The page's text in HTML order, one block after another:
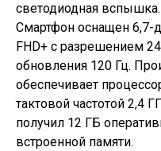
светодиодная вспышка.
Смартфон оснащен
FHD+ с разрешением
обновления 120 Гц.
обеспечивает
тактовой частотой 2,4
получил 12 ГБ
встроенной памяти.